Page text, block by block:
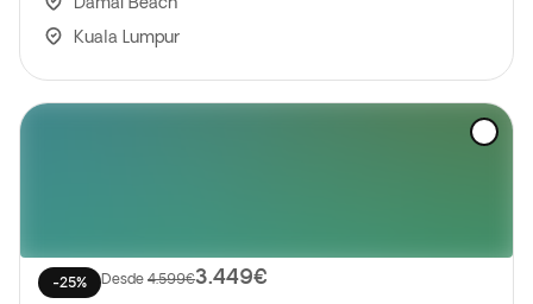
Kuala Lumpur
-25% Desde 4.599€3.449€